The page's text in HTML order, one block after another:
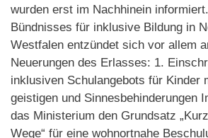
wurden erst im Nachhinein
Bündnisses für inklusive Bildung in
Westfalen entzündet sich vor allem
Neuerungen des Erlasses: 1.
inklusiven Schulangebots für Kinder
geistigen und Sinnesbehinderungen
das Ministerium den Grundsatz
Wege“ für eine wohnortnahe